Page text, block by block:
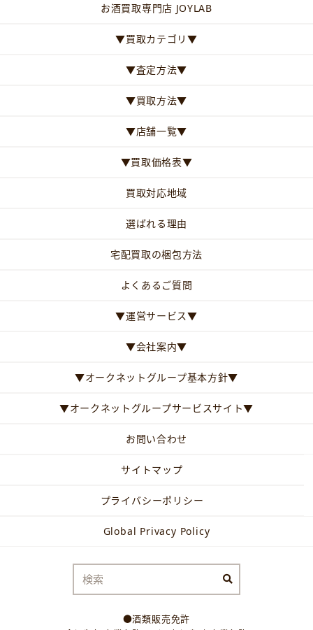
お酒買取専門店 JOYLAB
▼買取カテゴリ▼
▼査定方法▼
▼買取方法▼
▼店舗一覧▼
▼買取価格表▼
買取対応地域
選ばれる理由
宅配買取の梱包方法
よくあるご質問
▼運営サービス▼
▼会社案内▼
▼オークネットグループ基本方針▼
▼オークネットグループサービスサイト▼
お問い合わせ
サイトマップ
プライバシーポリシー
Global Privacy Policy
●酒類販売免許